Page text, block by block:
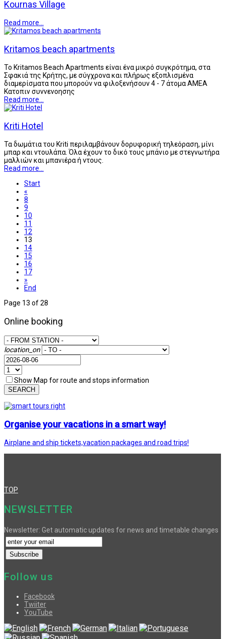
Kournas Village
Read more...
Kritamos beach apartments
Το Kritamos Beach Apartments είναι ένα μικρό συγκρότημα, στα
Σφακιά της Κρήτης, με σύγχρονα και πλήρως εξοπλισμένα
διαμερίσματα που μπορούν να φιλοξενήσουν 4 - 7 άτομα AMEA
Κατοπιν συννενοησης
Read more...
Kriti Hotel
Τα δωμάτια του Kriti περιλαμβάνουν δορυφορική τηλεόραση, μίνι
μπαρ και ντουλάπα. Όλα έχουν το δικό τους μπάνιο με στεγνωτήρα
μαλλιών και μπανιέρα ή ντους.
Read more...
Start
«
8
9
10
11
12
13
14
15
16
17
»
End
Page 13 of 28
Online booking
location_on
Show Map for route and stops information
SEARCH
Organise your vacations in a smart way!
Airplane and ship tickets,vacation packages and road trips!
TOP
NEWSLETTER
Newsletter: Get automatic updates for news and timetable changes
Follow us
Facebook
Twiiter
YouTube